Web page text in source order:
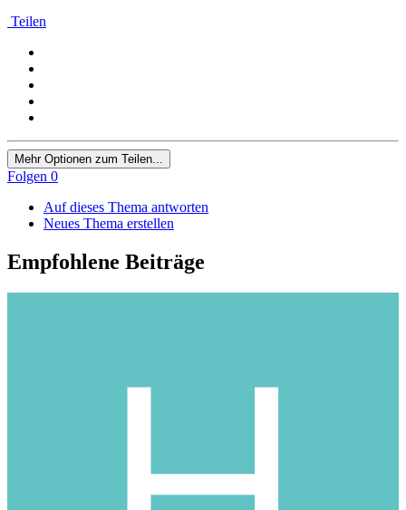
Teilen
Mehr Optionen zum Teilen...
Folgen 0
Auf dieses Thema antworten
Neues Thema erstellen
Empfohlene Beiträge